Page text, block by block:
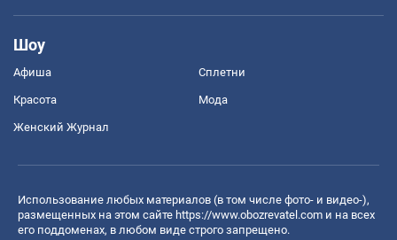
Шоу
Афиша Сплетни
Красота Мода
Женский Журнал
Использование любых материалов (в том числе фото- и видео-),
размещенных на этом сайте https://www.obozrevatel.com и на всех
его поддоменах, в любом виде строго запрещено.